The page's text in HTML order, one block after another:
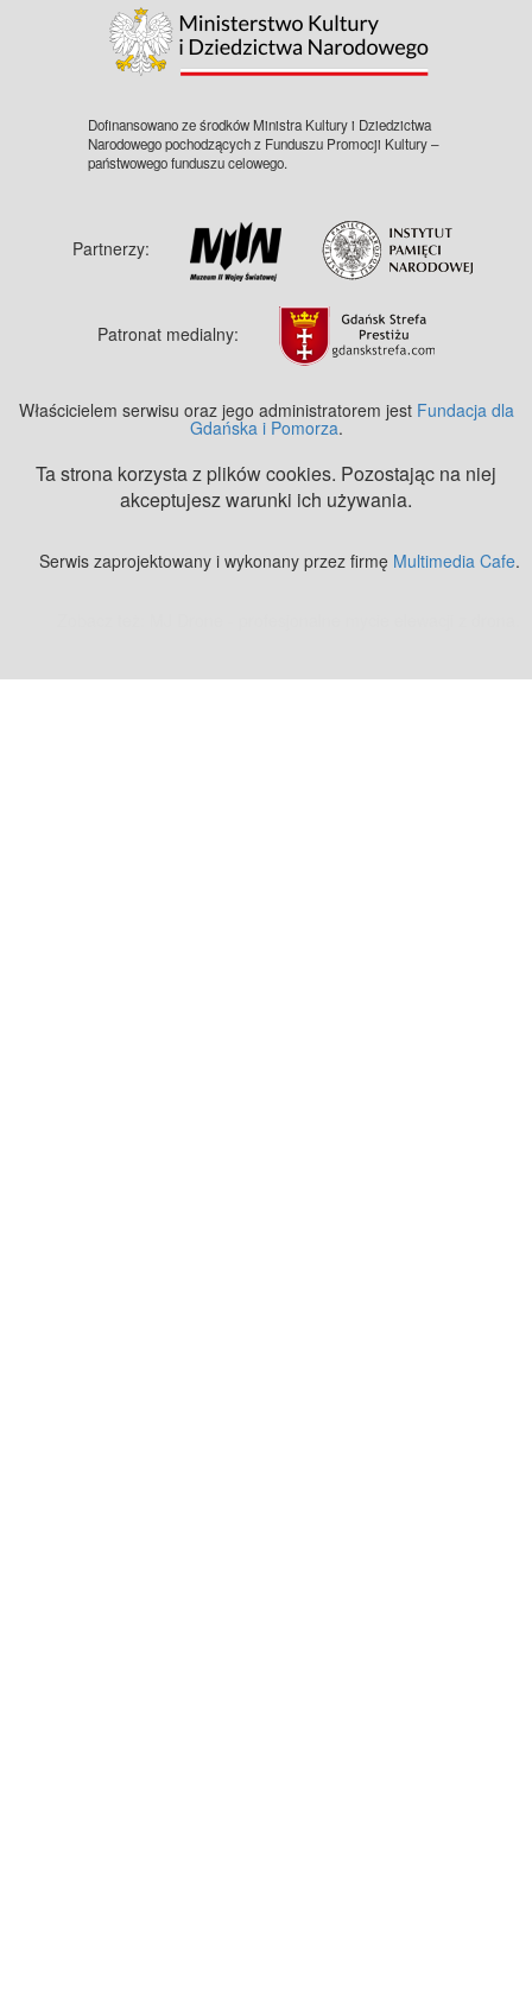
Dofinansowano ze środków Ministra Kultury i Dziedzictwa
Narodowego pochodzących z Funduszu Promocji Kultury –
państwowego funduszu celowego.
Partnerzy:
Patronat medialny:
Właścicielem serwisu oraz jego administratorem jest Fundacja dla
Gdańska i Pomorza.
Ta strona korzysta z plików cookies. Pozostając na niej
akceptujesz warunki ich używania.
Serwis zaprojektowany i wykonany przez firmę Multimedia Cafe.